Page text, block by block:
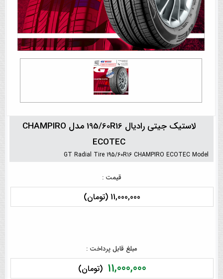
لاستیک جیتی رادیال 195/60R16 مدل CHAMPIRO
ECOTEC
GT Radial Tire 195/60R16 CHAMPIRO ECOTEC Model
قیمت :
11,000,000 (تومان)
مبلغ قابل پرداخت :
11,000,000 (تومان)